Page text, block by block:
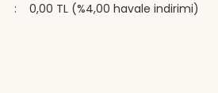
0,00 TL (%4,00 havale indirimi)